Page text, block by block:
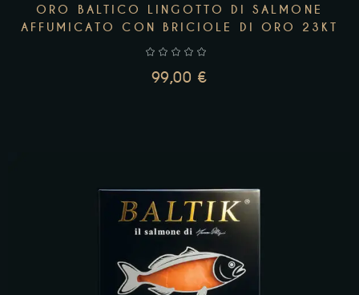
ORO BALTICO LINGOTTO DI SALMONE
AFFUMICATO CON BRICIOLE DI ORO 23KT
99,00 €
AGGIUNGI AL CARRELLO